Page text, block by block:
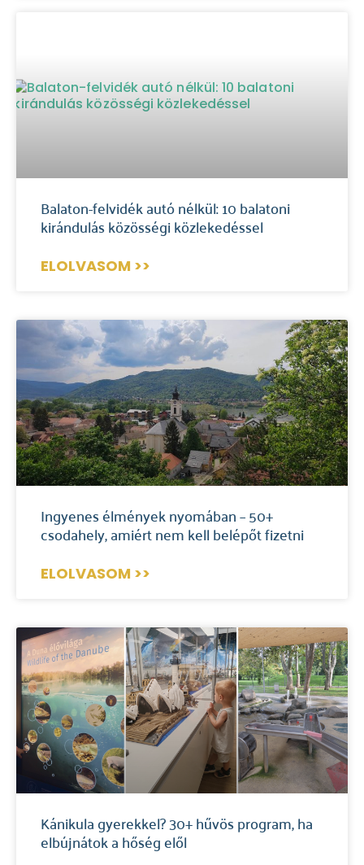
Balaton-felvidék autó nélkül: 10 balatoni
kirándulás közösségi közlekedéssel
ELOLVASOM >>
Ingyenes élmények nyomában – 50+
csodahely, amiért nem kell belépőt fizetni
ELOLVASOM >>
Kánikula gyerekkel? 30+ hűvös program, ha
elbújnátok a hőség elől